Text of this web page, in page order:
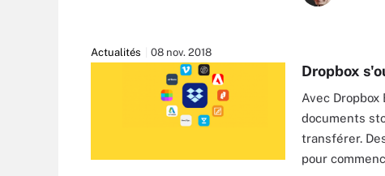
Actualités 08 nov. 2018
Dropbox
Avec
documents
transférer.
pour